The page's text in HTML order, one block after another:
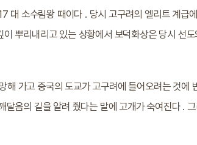
대 소수림왕 때이다 . 당시 고구려의 엘리트 계급
뿌리내리고 있는 상황에서 보덕화상은 당시 선
해 가고 중국의 도교가 고구려에 들어오려는 것에
달음의 길을 알려 줬다는 말에 고개가 숙여진다 .